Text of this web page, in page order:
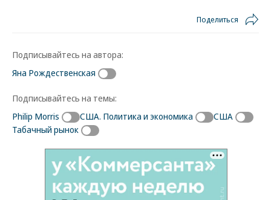
Поделиться
Подписывайтесь на автора:
Яна Рождественская
Подписывайтесь на темы:
Philip Morris
США. Политика и экономика
США
Табачный рынок